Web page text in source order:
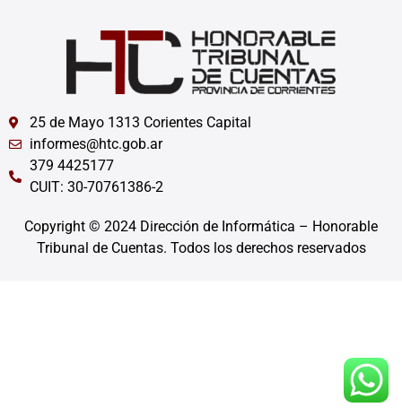
25 de Mayo 1313 Corientes Capital
informes@htc.gob.ar
379 4425177
CUIT: 30-70761386-2
Copyright © 2024 Dirección de Informática – Honorable
Tribunal de Cuentas. Todos los derechos reservados